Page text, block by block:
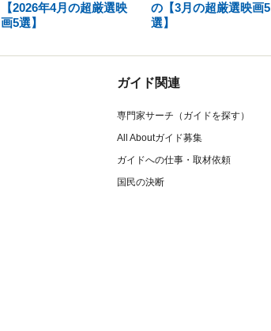
【2026年4月の超厳選映
画5選】
の【3月の超厳選映画5
選】
ガイド関連
専門家サーチ（ガイドを探す）
All Aboutガイド募集
ガイドへの仕事・取材依頼
国民の決断